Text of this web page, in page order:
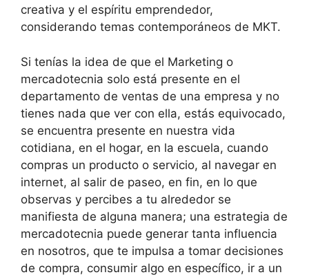
creativa y el espíritu emprendedor,
considerando temas contemporáneos de MKT.
Si tenías la idea de que el Marketing o
mercadotecnia solo está presente en el
departamento de ventas de una empresa y no
tienes nada que ver con ella, estás equivocado,
se encuentra presente en nuestra vida
cotidiana, en el hogar, en la escuela, cuando
compras un producto o servicio, al navegar en
internet, al salir de paseo, en fin, en lo que
observas y percibes a tu alrededor se
manifiesta de alguna manera; una estrategia de
mercadotecnia puede generar tanta influencia
en nosotros, que te impulsa a tomar decisiones
de compra, consumir algo en específico, ir a un